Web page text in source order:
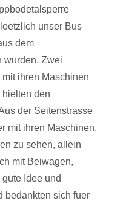
unser Bus
dem
wurden. Zwei
ihren Maschinen
hielten den
der Seitenstrasse
mit ihren Maschinen,
zu sehen, allein
mit Beiwagen,
Idee und
bedankten sich fuer